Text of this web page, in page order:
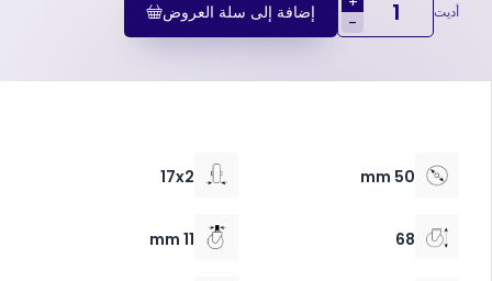
أديت
-
إضافة إلى سلة العروض
50 mm
17x2
68
11 mm